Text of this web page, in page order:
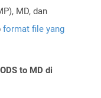
MD, dan
format file yang
to MD di